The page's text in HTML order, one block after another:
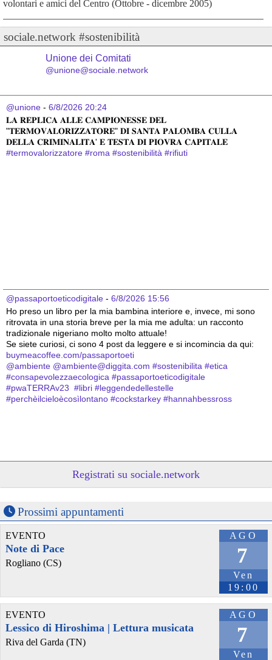
volontari e amici del Centro (Ottobre - dicembre 2005)
sociale.network #sostenibilità
Unione dei Comitati
@unione@sociale.network
@unione - 6/8/2026 20:24
𝐋𝐀 𝐑𝐄𝐏𝐋𝐈𝐂𝐀 𝐀𝐋𝐋𝐄 𝐂𝐀𝐌𝐏𝐈𝐎𝐍𝐄𝐒𝐒𝐄 𝐃𝐄𝐋
"𝐓𝐄𝐑𝐌𝐎𝐕𝐀𝐋𝐎𝐑𝐈𝐙𝐙𝐀𝐓𝐎𝐑𝐄" 𝐃𝐈 𝐒𝐀𝐍𝐓𝐀 𝐏𝐀𝐋𝐎𝐌𝐁𝐀 𝐂𝐔𝐋𝐋𝐀
𝐃𝐄𝐋𝐋𝐀 𝐂𝐑𝐈𝐌𝐈𝐍𝐀𝐋𝐈𝐓𝐀' 𝐄 𝐓𝐄𝐒𝐓𝐀 𝐃𝐈 𝐏𝐈𝐎𝐕𝐑𝐀 𝐂𝐀𝐏𝐈𝐓𝐀𝐋𝐄
#termovalorizzatore #roma #sostenibilità #rifiuti
@passaportoeticodigitale - 6/8/2026 15:56
Ho preso un libro per la mia bambina interiore e, invece, mi sono
ritrovata in una storia breve per la mia me adulta: un racconto
tradizionale nigeriano molto molto attuale!
buymeacoffee.com/passaportoeti
@ambiente @ambiente@diggita.com #sostenibilita #etica
#consapevolezzaecologica #passaportoeticodigitale
#pwaTERRAv23 #libri #leggendedellestelle
#perchèilcieloècosìlontano #cockstarkey #hannahbessross
Registrati su sociale.network
Prossimi appuntamenti
AGO
7
Ven
19:00
EVENTO
Note di Pace
Rogliano (CS)
AGO
7
Ven
EVENTO
Lessico di Hiroshima | Lettura musicata
Riva del Garda (TN)